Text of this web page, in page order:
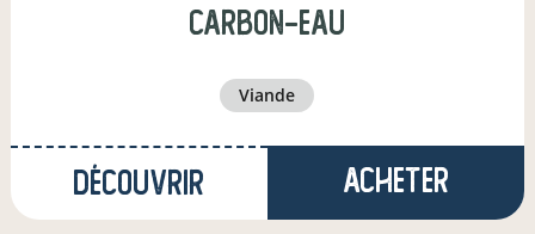
carbon-eau
viande
Découvrir Acheter